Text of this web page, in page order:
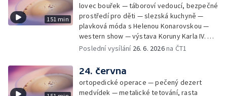
151 min
lovec bouřek — táboroví vedoucí, bezpečné
prostředí pro děti — slezská kuchyně —
plavková móda s Helenou Konarovskou —
western show — výstava Koruny Karla IV. —
mladý lezecký fenomén Josef Šindel
Poslední vysílání 26. 6. 2026na ČT1
24. června
ortopedické operace — pečený dezert
medvídek — metalické tetování, rasta